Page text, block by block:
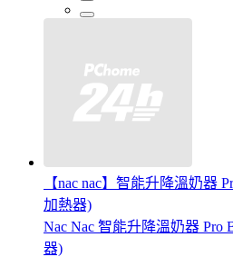
【nac nac】智能升降溫奶器
加熱器)
Nac Nac 智能升降溫奶器 Pro
器)